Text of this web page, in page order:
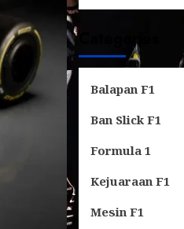
Categories
Balapan F1
Ban Slick F1
Formula 1
Kejuaraan F1
Mesin F1